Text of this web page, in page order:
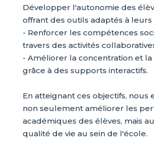
Développer l'autonomie des
offrant des outils adaptés à leurs
- Renforcer les compétences
travers des activités
- Améliorer la concentration et
grâce à des supports interactifs.
En atteignant ces objectifs, nous
non seulement améliorer les
académiques des élèves, mais
qualité de vie au sein de l'école.